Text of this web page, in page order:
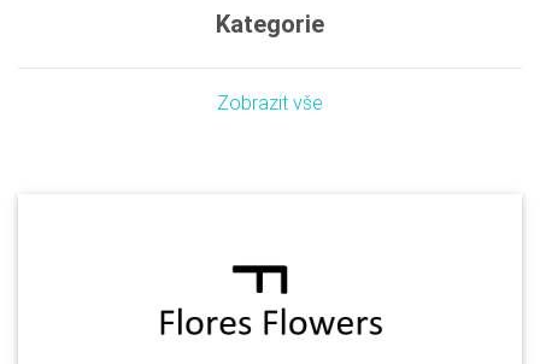
Kategorie
Zobrazit vše